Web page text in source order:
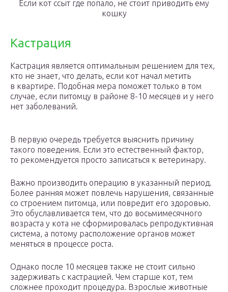
Если кот ссыт где попало, не стоит приводить ему
кошку
Кастрация
Кастрация является оптимальным решением для тех,
кто не знает, что делать, если кот начал метить
в квартире. Подобная мера поможет только в том
случае, если питомцу в районе 8-10 месяцев и у него
нет заболеваний.
В первую очередь требуется выяснить причину
такого поведения. Если это естественный фактор,
то рекомендуется просто записаться к ветеринару.
Важно производить операцию в указанный период.
Более ранняя может повлечь нарушения, связанные
со строением питомца, или повредит его здоровью.
Это обуславливается тем, что до восьмимесячного
возраста у кота не сформировалась репродуктивная
система, а потому расположение органов может
меняться в процессе роста.
Однако после 10 месяцев также не стоит сильно
задерживать с кастрацией. Чем старше кот, тем
сложнее проходит процедура. Взрослые животные